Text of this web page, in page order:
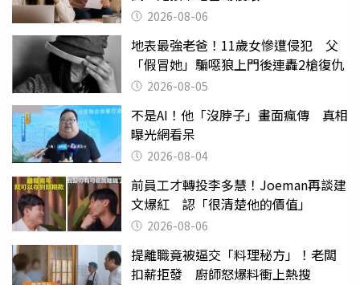
2026-08-06
地表最強老爸！11歲女慘遭侵犯 父
「假冒她」騙噁狼上門後連轟2槍復仇
2026-08-05
不是AI！他「沒脖子」畫面瘋傳 真相
曝光網看呆
2026-08-04
前員工才轉投李多慧！Joeman再談建
文爆紅 認「很清楚他的價值」
2026-08-06
提離職竟被逼交「料理秘方」！老闆
扣薪拒發 廚師怒爆料衝上熱搜